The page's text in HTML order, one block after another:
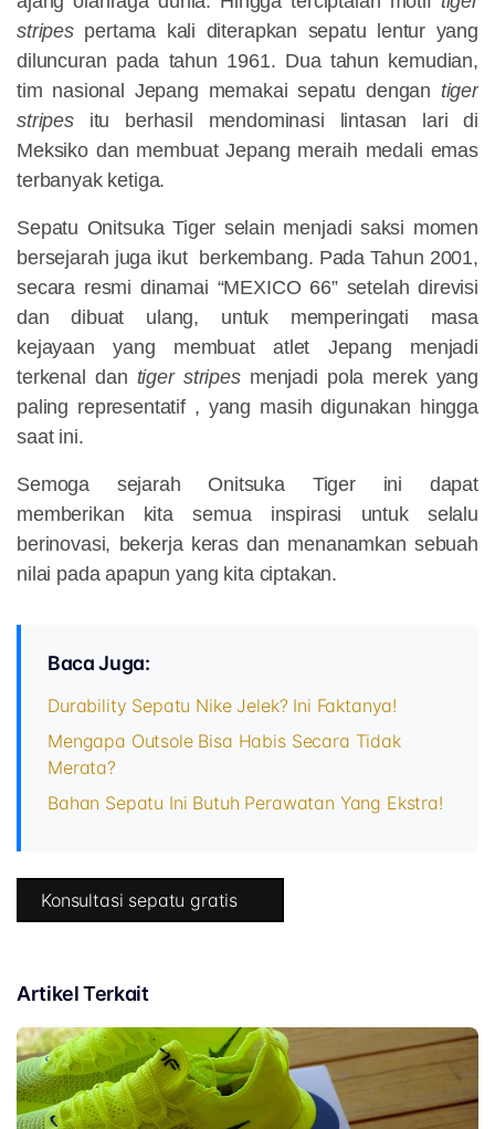
stripespertama kali diterapkan sepatu lentur yang
diluncuran pada tahun 1961. Dua tahun kemudian,
tim nasional Jepang memakai sepatu dengan tiger
stripesitu berhasil mendominasi lintasan lari di
Meksiko dan membuat Jepang meraih medali emas
terbanyak ketiga.
Sepatu Onitsuka Tiger selain menjadi saksi momen
bersejarah juga ikut berkembang. Pada Tahun 2001,
secara resmi dinamai “MEXICO 66” setelah direvisi
dan dibuat ulang, untuk memperingati masa
kejayaan yang membuat atlet Jepang menjadi
terkenal dan tiger stripesmenjadi pola merek yang
paling representatif , yang masih digunakan hingga
saat ini.
Semoga sejarah Onitsuka Tiger ini dapat
memberikan kita semua inspirasi untuk selalu
berinovasi, bekerja keras dan menanamkan sebuah
nilai pada apapun yang kita ciptakan.
Baca Juga:
Durability Sepatu Nike Jelek? Ini Faktanya!
Mengapa Outsole Bisa Habis Secara Tidak
Merata?
Bahan Sepatu Ini Butuh Perawatan Yang Ekstra!
Konsultasi sepatu gratis
Artikel Terkait